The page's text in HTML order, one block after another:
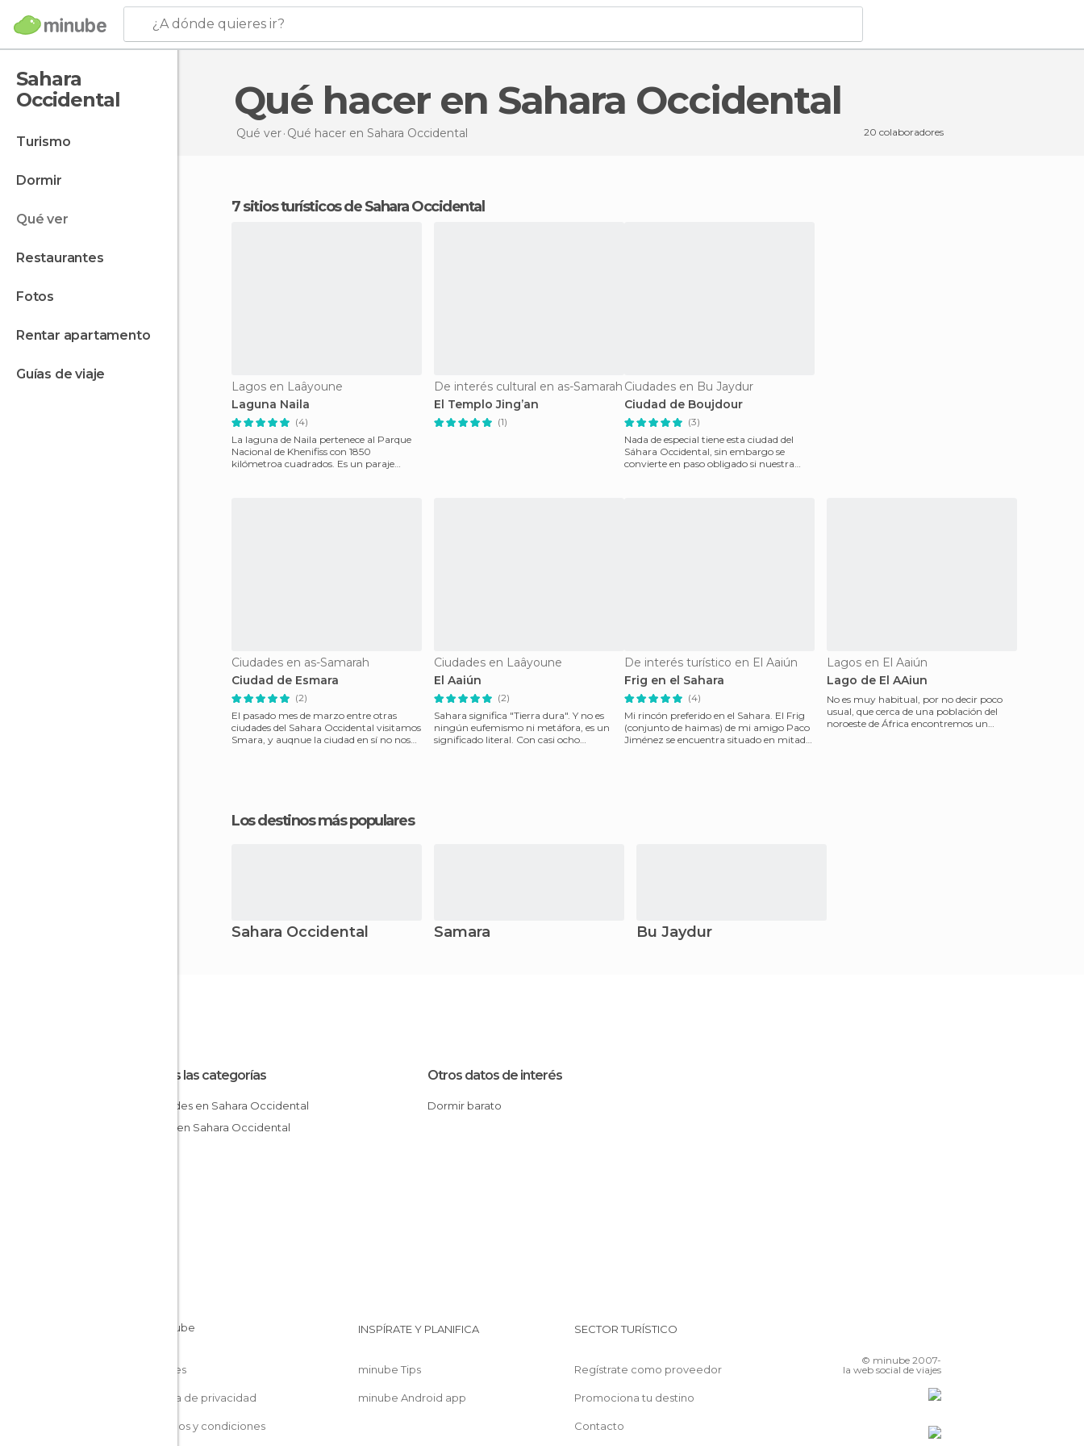
¿A dónde quieres ir?
Sahara
Occidental
turismo
dormir
qué ver
restaurantes
fotos
rentar apartamento
guías de viaje
Qué hacer en Sahara Occidental
Qué ver Qué hacer en Sahara Occidental 20 colaboradores
7 sitios turísticos de Sahara Occidental
Lagos en Laâyoune
Laguna Naila
(4)
La laguna de Naila pertenece al Parque
Nacional de Khenifiss con 1850
kilómetroa cuadrados. Es un paraje
De interés cultural en as-Samarah
El Templo Jing’an
(1)
Ciudades en Bu Jaydur
Ciudad de Boujdour
(3)
Nada de especial tiene esta ciudad del
Sáhara Occidental, sin embargo se
convierte en paso obligado si nuestra
Ciudades en as-Samarah
Ciudad de Esmara
(2)
El pasado mes de marzo entre otras
ciudades del Sahara Occidental visitamos
Smara, y auqnue la ciudad en sí no nos
Ciudades en Laâyoune
El Aaiún
(2)
Sahara significa "Tierra dura". Y no es
ningún eufemismo ni metáfora, es un
significado literal. Con casi ocho
De interés turístico en El Aaiún
Frig en el Sahara
(4)
Mi rincón preferido en el Sahara. El Frig
(conjunto de haimas) de mi amigo Paco
Jiménez se encuentra situado en mitad
Lagos en El Aaiún
Lago de El AAiun
No es muy habitual, por no decir poco
usual, que cerca de una población del
noroeste de África encontremos un
Los destinos más populares
Sahara Occidental Samara Bu Jaydur
Todas las categorías
Ciudades en Sahara Occidental
Lagos en Sahara Occidental
Otros datos de interés
Dormir barato
Cookies
Política de privacidad
Términos y condiciones
INSPÍRATE Y PLANIFICA
minube Tips
minube Android app
SECTOR TURÍSTICO
Regístrate como proveedor
Promociona tu destino
Contacto
© minube 2007-
la web social de viajes